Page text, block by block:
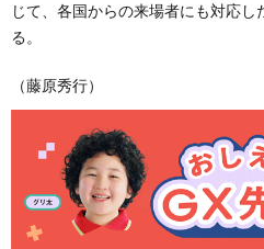
じて、各国からの来場者にも対応
る。
（藤原秀行）